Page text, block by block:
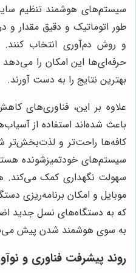
سیستم‌های هوشمند تنظیم
طور اتوماتیک و دقیق مقدار و
و روش دم‌آوری انتخاب کنند.
حرفه‌ای‌ها این امکان را می‌دهد
بهترین نتایج را به دست آورند.
علاوه بر این، فناوری‌های
باعث شده‌اند استفاده از
کافه‌ها راحت‌تر و لذت‌بخش‌تر
سیستم‌های خودتمیزشونده
سهولت نگهداری کمک می‌کند.
موبایل و امکان برنامه‌ریزی
که به دستگاه‌های نسل جدید
به سوی هوشمند شدن پیش
روند پیشرفت فناوری و